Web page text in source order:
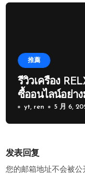
推薦
รีวิวเครื่อง
ซื้ออนไลน์อย่า
yt, ren 5 月 6,
发表回复
您的邮箱地址不会被公